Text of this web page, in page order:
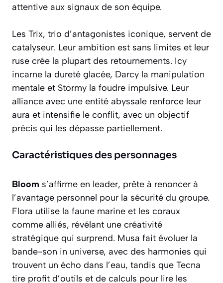
attentive aux signaux de son équipe.
Les Trix, trio d’antagonistes iconique, servent de
catalyseur. Leur ambition est sans limites et leur
ruse crée la plupart des retournements. Icy
incarne la dureté glacée, Darcy la manipulation
mentale et Stormy la foudre impulsive. Leur
alliance avec une entité abyssale renforce leur
aura et intensifie le conflit, avec un objectif
précis qui les dépasse partiellement.
Caractéristiques des personnages
Bloom s’affirme en leader, prête à renoncer à
l’avantage personnel pour la sécurité du groupe.
Flora utilise la faune marine et les coraux
comme alliés, révélant une créativité
stratégique qui surprend. Musa fait évoluer la
bande-son in universe, avec des harmonies qui
trouvent un écho dans l’eau, tandis que Tecna
tire profit d’outils et de calculs pour lire les